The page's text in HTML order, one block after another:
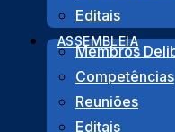
Editais
ASSEMBLEIA
Membros
Competências
Reuniões
Editais